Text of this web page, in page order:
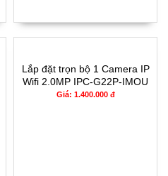
Lắp đặt trọn bộ 1 Camera IP
Wifi 2.0MP IPC-G22P-IMOU
Giá: 1.400.000 đ